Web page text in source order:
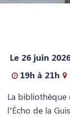
Le 26 juin
19h à 21h
La bibliothèque
l’Écho de la